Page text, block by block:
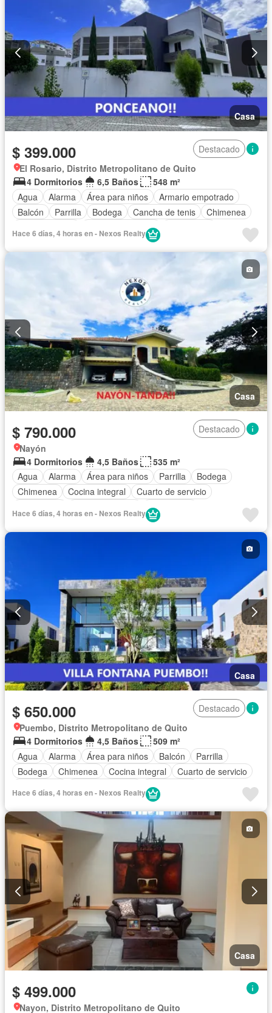
Casa
$ 399.000
Destacado
El Rosario, Distrito Metropolitano de Quito
4 Dormitorios
6,5 Baños
548 m²
Agua
Alarma Área para niños
Armario empotrado
Balcón
Parrilla Bodega Cancha de tenis
Chimenea
Cuarto de servicio
Gimnasio
Jacuzzi Jardín
Vista panorámica
Wifi
Hace 6 días, 4 horas en - Nexos Realty
Casa
$ 790.000
Destacado
Nayón
4 Dormitorios
4,5 Baños
535 m²
Agua
Alarma Área para niños Parrilla
Bodega
Chimenea
Cocina integral
Cuarto de servicio
Gas natural
Jacuzzi
Hace 6 días, 4 horas en - Nexos Realty
Casa
$ 650.000
Destacado
Puembo, Distrito Metropolitano de Quito
4 Dormitorios
4,5 Baños
509 m²
Agua
Alarma Área para niños Balcón
Parrilla
Bodega
Chimenea Cocina integral
Cuarto de servicio
Gas natural
Jacuzzi
Conserje
Seguridad Vista panorámica
Wifi
Sin amoblar
Hace 6 días, 4 horas en - Nexos Realty
Casa
$ 499.000
Nayon, Distrito Metropolitano de Quito